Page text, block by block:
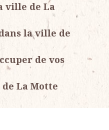
ville de La
la ville de
de vos
La Motte